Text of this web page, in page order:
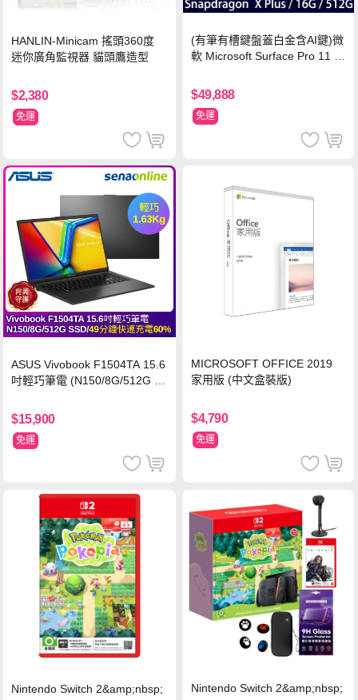
HANLIN-Minicam 搖頭360度
迷你廣角監視器 貓頭鷹造型
$2,380
免運
(有筆有槽鍵盤蓋白金含AI鍵)微
軟 Microsoft Surface Pro 11 (S
石墨黑
$49,888
免運
ASUS Vivobook F1504TA 15.6
吋輕巧筆電 (N150/8G/512G S
$15,900
免運
MICROSOFT OFFICE 2019
家用版 (中文盒裝版)
$4,790
免運
Nintendo Switch 2&amp;nbsp;
Nintendo Switch 2&amp;nbsp;